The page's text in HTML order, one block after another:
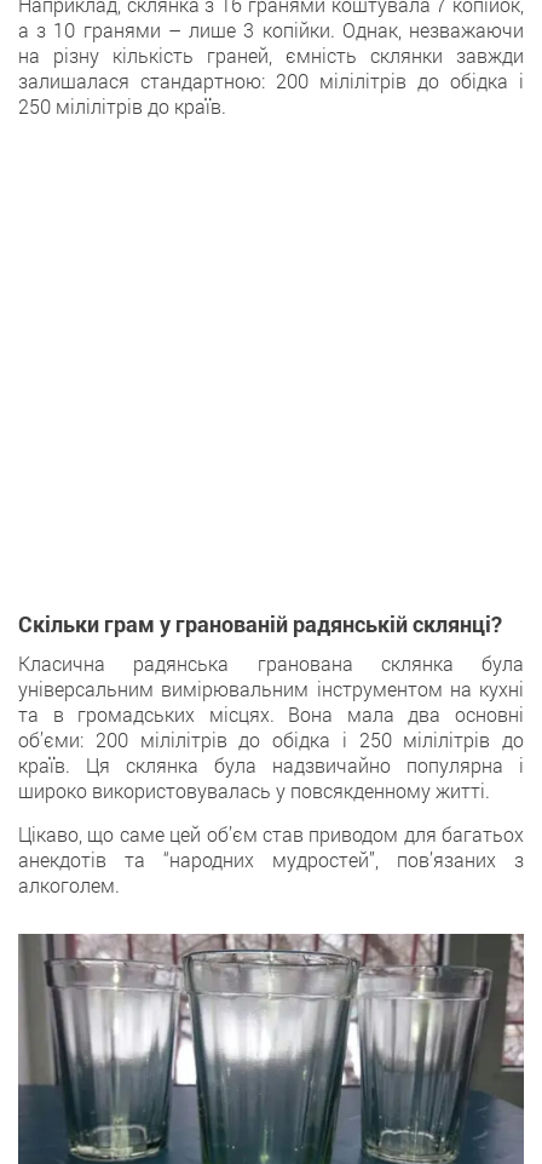
а з 10 гранями – лише 3 копійки. Однак, незважаючи
на різну кількість граней, ємність склянки завжди
залишалася стандартною: 200 мілілітрів до обідка і
250 мілілітрів до країв.
Скільки грам у гранованій радянській склянці?
Класична радянська гранована склянка була
універсальним вимірювальним інструментом на кухні
та в громадських місцях. Вона мала два основні
об’єми: 200 мілілітрів до обідка і 250 мілілітрів до
країв. Ця склянка була надзвичайно популярна і
широко використовувалась у повсякденному житті.
Цікаво, що саме цей об’єм став приводом для багатьох
анекдотів та “‎народних мудростей”‎, пов’язаних з
алкоголем.